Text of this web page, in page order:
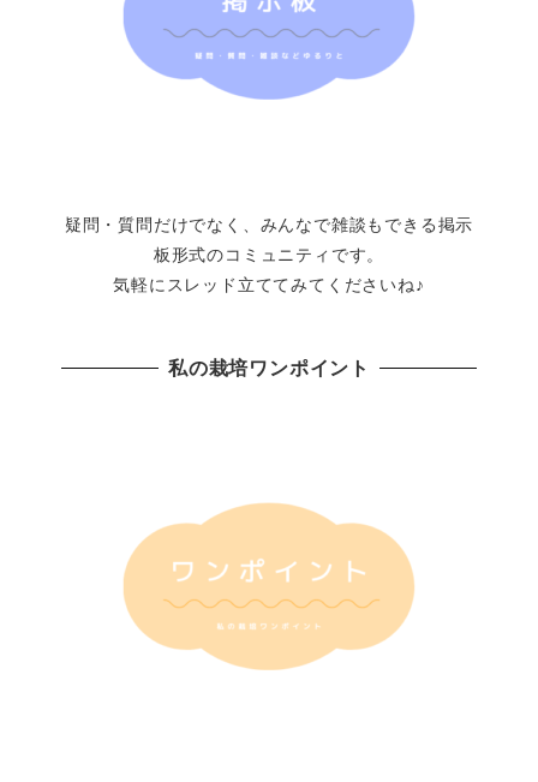
疑問・質問だけでなく、みんなで雑談もできる掲示
板形式のコミュニティです。
気軽にスレッド立ててみてくださいね♪
私の栽培ワンポイント